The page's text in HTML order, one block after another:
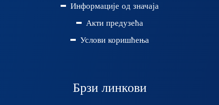
Информације од значаја
Акти предузећа
Услови коришћења
Брзи линкови